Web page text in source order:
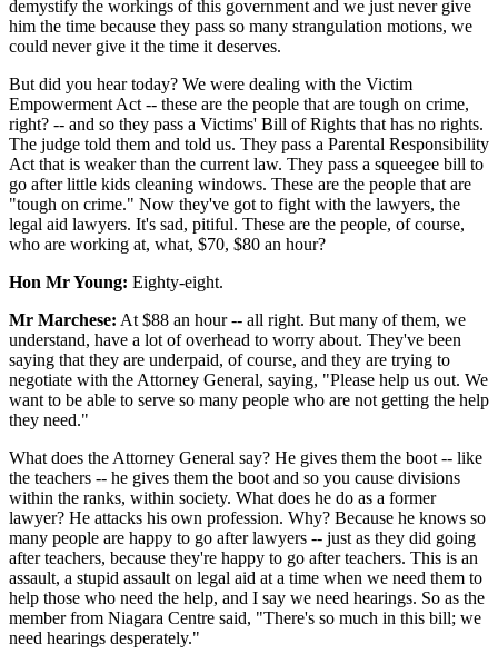
demystify the workings of this government and we just never give
him the time because they pass so many strangulation motions, we
could never give it the time it deserves.
But did you hear today? We were dealing with the Victim
Empowerment Act -- these are the people that are tough on crime,
right? -- and so they pass a Victims' Bill of Rights that has no rights.
The judge told them and told us. They pass a Parental Responsibility
Act that is weaker than the current law. They pass a squeegee bill to
go after little kids cleaning windows. These are the people that are
"tough on crime." Now they've got to fight with the lawyers, the
legal aid lawyers. It's sad, pitiful. These are the people, of course,
who are working at, what, $70, $80 an hour?
Hon Mr Young: Eighty-eight.
Mr Marchese: At $88 an hour -- all right. But many of them, we
understand, have a lot of overhead to worry about. They've been
saying that they are underpaid, of course, and they are trying to
negotiate with the Attorney General, saying, "Please help us out. We
want to be able to serve so many people who are not getting the help
they need."
What does the Attorney General say? He gives them the boot -- like
the teachers -- he gives them the boot and so you cause divisions
within the ranks, within society. What does he do as a former
lawyer? He attacks his own profession. Why? Because he knows so
many people are happy to go after lawyers -- just as they did going
after teachers, because they're happy to go after teachers. This is an
assault, a stupid assault on legal aid at a time when we need them to
help those who need the help, and I say we need hearings. So as the
member from Niagara Centre said, "There's so much in this bill; we
need hearings desperately."